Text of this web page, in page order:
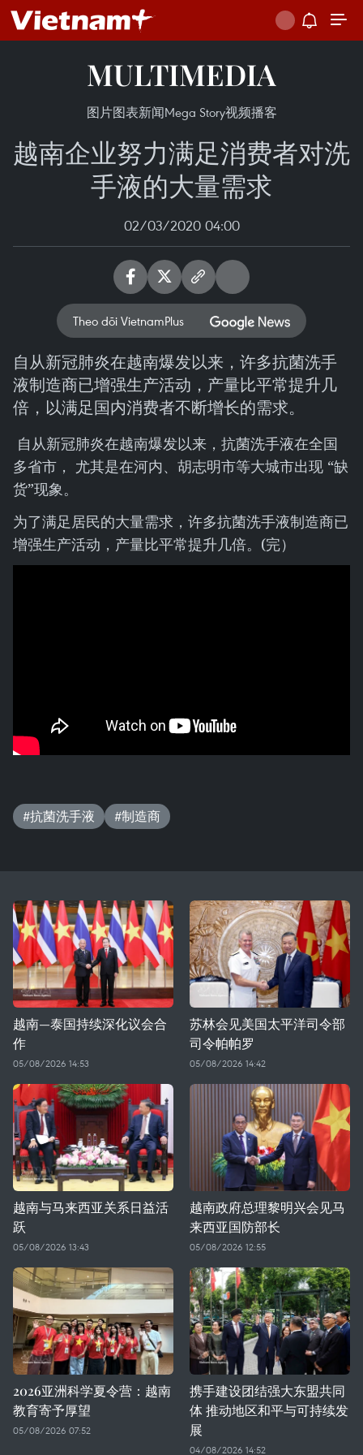
MULTIMEDIA
图片图表新闻Mega Story视频播客
越南企业努力满足消费者对洗
手液的大量需求
02/03/2020 04:00
Theo dõi VietnamPlus
自从新冠肺炎在越南爆发以来，许多抗菌洗手
液制造商已增强生产活动，产量比平常提升几
倍，以满足国内消费者不断增长的需求。
自从新冠肺炎在越南爆发以来，抗菌洗手液在全国
多省市， 尤其是在河内、胡志明市等大城市出现 “缺
货”现象。
为了满足居民的大量需求，许多抗菌洗手液制造商已
增强生产活动，产量比平常提升几倍。(完）
#抗菌洗手液 #制造商
越南—泰国持续深化议会合
作
05/08/2026 14:53
苏林会见美国太平洋司令部
司令帕帕罗
05/08/2026 14:42
越南与马来西亚关系日益活
跃
05/08/2026 13:43
越南政府总理黎明兴会见马
来西亚国防部长
05/08/2026 12:55
2026亚洲科学夏令营：越南
教育寄予厚望
05/08/2026 07:52
携手建设团结强大东盟共同
体 推动地区和平与可持续发
展
04/08/2026 14:52